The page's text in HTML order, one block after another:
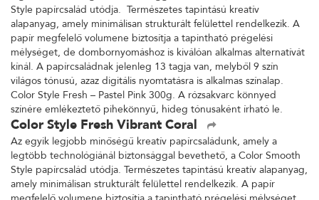
Style papírcsalád utódja. Természetes tapintású kreatív
alapanyag, amely minimálisan strukturált felülettel rendelkezik. A
papír megfelelő volumene biztosítja a tapintható prégelési
mélységet, de dombornyomáshoz is kiválóan alkalmas alternatívát
kínál. A papírcsaládnak jelenleg 13 tagja van, melyből 9 szín
világos tónusú, azaz digitális nyomtatásra is alkalmas színalap.
Color Style Fresh – Pastel Pink 300g. A rózsakvarc könnyed
színére emlékeztető pihekönnyű, hideg tónusaként írható le.
Color Style Fresh Vibrant Coral
Az egyik legjobb minőségű kreatív papírcsaládunk, amely a
legtöbb technológiánál biztonsággal bevethető, a Color Smooth
Style papírcsalád utódja. Természetes tapintású kreatív alapanyag,
amely minimálisan strukturált felülettel rendelkezik. A papír